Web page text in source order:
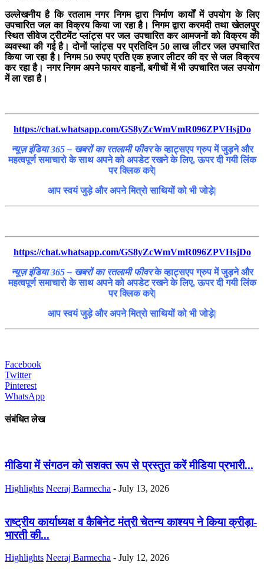
उल्लेखनीय है कि रतलाम नगर निगम द्वारा निर्माण कार्यों में उपयोग के लिए
उपचारित जल का विक्रय किया जा रहा है। निगम द्वारा करमदी तथा खेतलपुर
स्थित सीवेज ट्रीटमेंट प्लांट्स पर जल उपचारित कर आमजनों को विक्रय की
व्यवस्था की गई है। दोनों प्लांट्स पर प्रतिदिन 50 लाख लीटर जल उपचारित
किया जा रहा है। निगम 50 रुपए प्रति एक हजार लीटर की दर से जल विक्रय
कर रहा है। नगर निगम अपने फायर वाहनों, बगीचों में भी उपचारित जल उपयोग
में ला रहा है।
https://chat.whatsapp.com/GS8yZcWmVmR096ZPVHsjDo
न्यूज़ इंडिया 365 – खबरों का रतलामी फीवरके व्हाट्सएप ग्रुप में जुड़ने और
महत्वपूर्ण समाचारो के साथ अपने को अपडेट रखने के लिए, ऊपर दी गयी लिंक
पर क्लिक करे|
आप स्वयं जुड़े और अपने मित्रो साथियों को भी जोड़े|
https://chat.whatsapp.com/GS8yZcWmVmR096ZPVHsjDo
न्यूज़ इंडिया 365 – खबरों का रतलामी फीवरके व्हाट्सएप ग्रुप में जुड़ने और
महत्वपूर्ण समाचारो के साथ अपने को अपडेट रखने के लिए, ऊपर दी गयी लिंक
पर क्लिक करे|
आप स्वयं जुड़े और अपने मित्रो साथियों को भी जोड़े|
Facebook
Twitter
Pinterest
WhatsApp
संबंधित लेख
मीडिया में संगठन को सशक्त रूप से प्रस्तुत करें मीडिया प्रभारी...
Highlights Neeraj Barmecha - July 13, 2026
राष्ट्रीय कार्याध्यक्ष व कैबिनेट मंत्री चेतन्य काश्यप ने किया क्रीड़ा-
भारती की...
Highlights Neeraj Barmecha - July 12, 2026